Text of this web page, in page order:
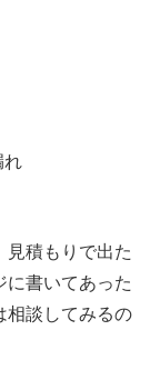
れ
見積もりで出た
に書いてあった
相談してみるの